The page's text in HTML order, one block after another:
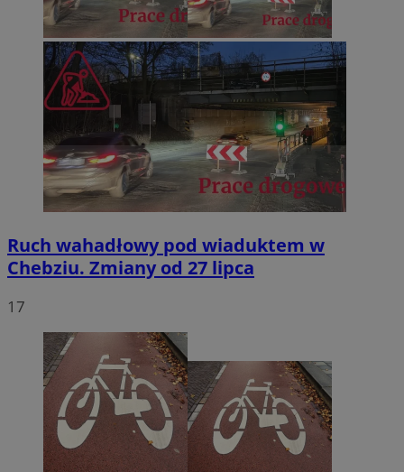
Ruch wahadłowy pod wiaduktem w
Chebziu. Zmiany od 27 lipca
17